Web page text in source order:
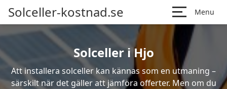
Solceller-kostnad.se Menu
Solceller i Hjo
Att installera solceller kan kännas som en utmaning –
särskilt när det gäller att jämföra offerter. Men om du